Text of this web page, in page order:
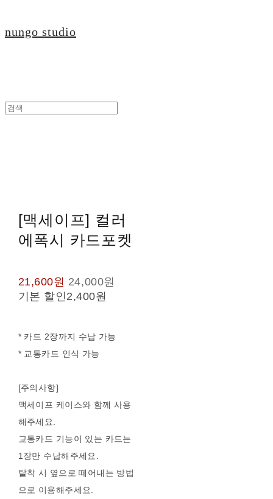
nungo studio
[맥세이프] 컬러
에폭시 카드포켓
21,600원 24,000원
기본 할인 2,400원
* 카드 2장까지 수납 가능
* 교통카드 인식 가능
[주의사항]
맥세이프 케이스와 함께 사용
해주세요.
교통카드 기능이 있는 카드는
1장만 수납해주세요.
탈착 시 옆으로 떼어내는 방법
으로 이용해주세요.